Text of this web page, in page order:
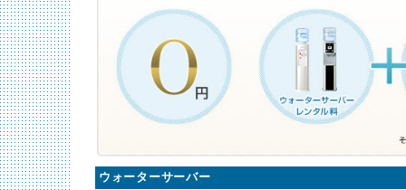
ウォーターサーバー